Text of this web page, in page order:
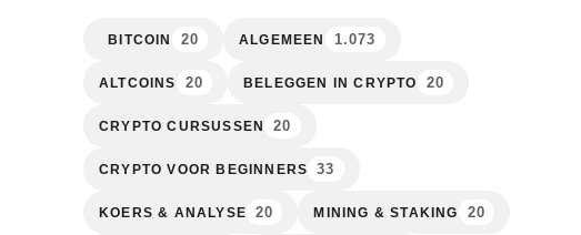
BITCOIN 20 ALGEMEEN 1.073
ALTCOINS 20 BELEGGEN IN CRYPTO 20
CRYPTO CURSUSSEN 20
CRYPTO VOOR BEGINNERS 33
KOERS & ANALYSE 20 MINING & STAKING 20